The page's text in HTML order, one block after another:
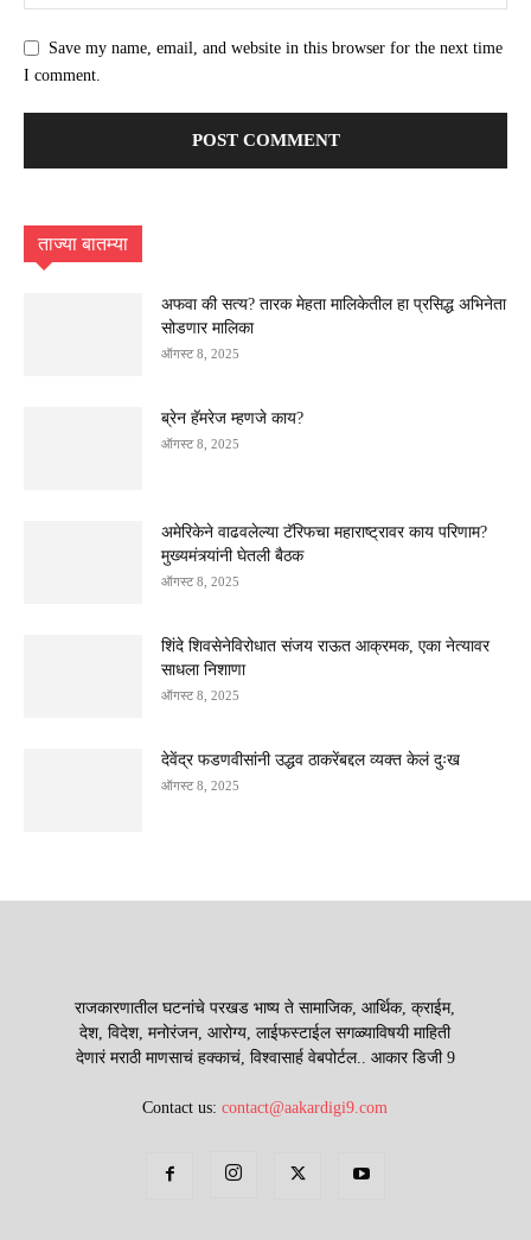
Save my name, email, and website in this browser for the next time
I comment.
ताज्या बातम्या
अफवा की सत्य? तारक मेहता मालिकेतील हा प्रसिद्ध अभिनेता
सोडणार मालिका
ऑगस्ट 8, 2025
ब्रेन हॅमरेज म्हणजे काय?
ऑगस्ट 8, 2025
अमेरिकेने वाढवलेल्या टॅरिफचा महाराष्ट्रावर काय परिणाम?
मुख्यमंत्र्यांनी घेतली बैठक
ऑगस्ट 8, 2025
शिंदे शिवसेनेविरोधात संजय राऊत आक्रमक, एका नेत्यावर
साधला निशाणा
ऑगस्ट 8, 2025
देवेंद्र फडणवीसांनी उद्धव ठाकरेंबद्दल व्यक्त केलं दुःख
ऑगस्ट 8, 2025
राजकारणातील घटनांचे परखड भाष्य ते सामाजिक, आर्थिक, क्राईम,
देश, विदेश, मनोरंजन, आरोग्य, लाईफस्टाईल सगळ्याविषयी माहिती
देणारं मराठी माणसाचं हक्काचं, विश्वासार्ह वेबपोर्टल.. आकार डिजी 9
Contact us:contact@aakardigi9.com